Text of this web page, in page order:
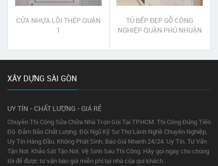
CỬA NHỰA LÕI THÉP QUẬN
1
TỦ BẾP ĐẸP GỖ CÔNG
NGHIỆP QUẬN PHÚ NHUẬN
XÂY DỰNG SÀI GÒN
UY TÍN - CHẤT LƯỢNG - GIÁ RẺ
Chuyên Thi Công Sửa Chữa Nhà Trọn Gói Tại TP.HCM. Thi Công Đúng Tiến
Độ. Đảm Bảo Chất Lượng. Đội Ngũ Kỹ Sư Thợ Lành Nghề Chuyên Nghiệp,
Uy Tín Hàng Đầu. Không Phát Sinh. Báo Giá Nhanh 24/24. Uy Tín. Tư Vấn
Tận Nơi. Khảo Sát Tận Nơi. Vệ Sinh Sau Thi Công. Hãy gọi ngay cho chúng
tôi để được tư vấn báo giá miễn phí tại nhà của quí khách.